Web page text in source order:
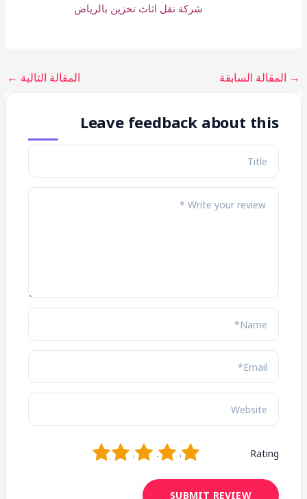
شركة نقل اثاث تخزين بالرياض
→ المقالة السابقة المقالة التالية ←
Leave feedback about this
Rating
5
4
3
2